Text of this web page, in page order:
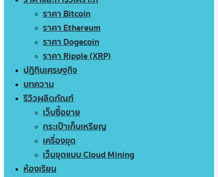
ราคา Bitcoin
ราคา Ethereum
ราคา Dogecoin
ราคา Ripple (XRP)
ปฏิทินเศรษฐกิจ
บทความ
รีวิวผลิตภัณฑ์
เว็บซื้อขาย
กระเป๋าเก็บเหรียญ
เครื่องขุด
เว็บขุดแบบ Cloud Mining
ห้องเรียน